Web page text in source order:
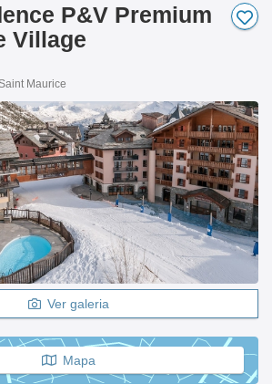
P&V Premium
Village
Maurice
Ver galeria
Mapa